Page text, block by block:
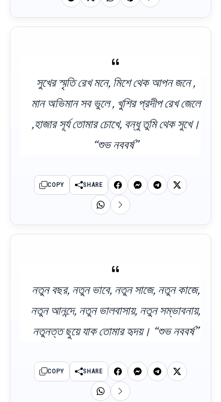
সুখের স্মৃতি রেখ মনে, মিশে থেক আপন জনে ,
মান অভিমান সব ভুলে , খুশির প্রদীপ রেখ জেলে
,হাজার সূর্য তোমার চোখে, বন্ধু তুমি থেক সুখে।
“শুভ নববর্ষ”
COPY SHARE
নতুন বছর, নতুন ভাবে, নতুন সাজে, নতুন কাজে,
নতুন আনন্দে, নতুন ভালবাসায়, নতুন সম্ভাবনায়,
নতুনত্ত ছুয়ে যাক তোমার হৃদয়। “শুভ নববর্ষ”
COPY SHARE